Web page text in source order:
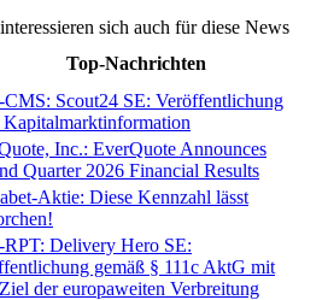
sich auch für diese News
Top-Nachrichten
CMS: Scout24 SE: Veröffentlichung
Kapitalmarktinformation
Inc.: EverQuote Announces
Quarter 2026 Financial Results
Aktie: Diese Kennzahl lässt
RPT: Delivery Hero SE:
gemäß § 111c AktG mit
der europaweiten Verbreitung